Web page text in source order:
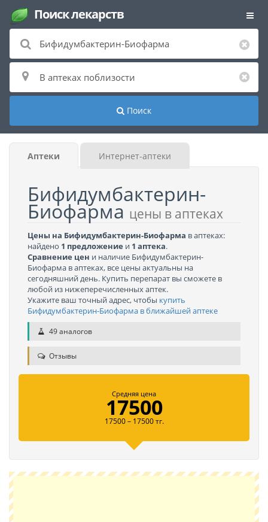
Поиск лекарств
Поиск
Аптеки Интернет-аптеки
Бифидумбактерин-
Биофарма цены в аптеках
Цены на Бифидумбактерин-Биофарма в аптеках:
найдено 1 предложение и 1 аптека.
Сравнение цен и наличие Бифидумбактерин-
Биофарма в аптеках, все цены актуальны на
сегодняшний день. Купить перепарат вы сможете в
любой из нижеперечисленных аптек.
Укажите ваш точный адрес, чтобы купить
Бифидумбактерин-Биофарма в ближайшей аптеке
49 аналогов
Отзывы
Средняя цена
17500
17500 – 17500 тг.